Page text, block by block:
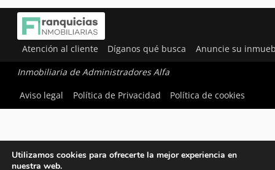
Atención al cliente Díganos qué busca Anuncie su
Inmobiliaria de Administradores Alfa
Aviso legal
Política de Privacidad Política de cookies
Utilizamos cookies para ofrecerte la mejor experiencia en
nuestra web.